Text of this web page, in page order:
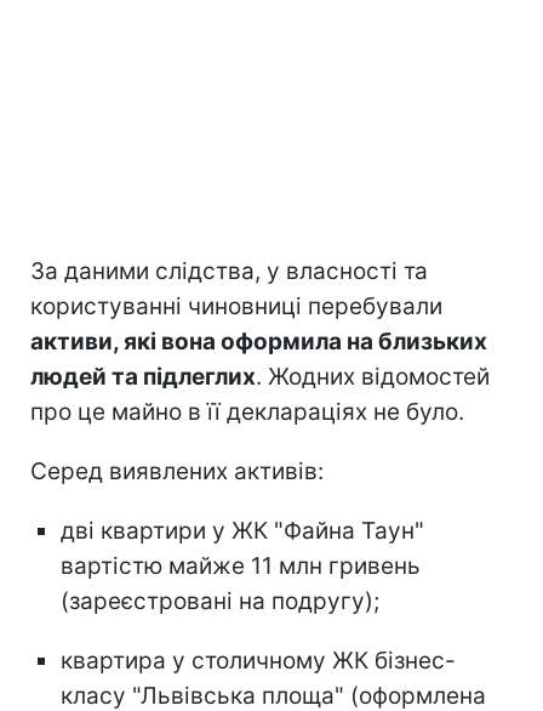
За даними слідства, у власності та
користуванні чиновниці перебували
активи, які вона оформила на близьких
людей та підлеглих. Жодних відомостей
про це майно в її деклараціях не було.
Серед виявлених активів:
дві квартири у ЖК "Файна Таун"
вартістю майже 11 млн гривень
(зареєстровані на подругу);
квартира у столичному ЖК бізнес-
класу "Львівська площа" (оформлена